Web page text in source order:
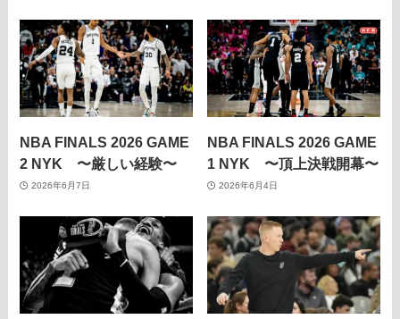
NBA FINALS 2026 GAME
2 NYK 〜厳しい経験〜
2026年6月7日
NBA FINALS 2026 GAME
1 NYK 〜頂上決戦開幕〜
2026年6月4日